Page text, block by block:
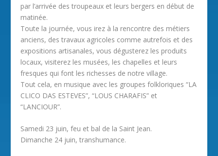
par l’arrivée des troupeaux et leurs bergers en début de
matinée.
Toute la journée, vous irez à la rencontre des métiers
anciens, des travaux agricoles comme autrefois et des
expositions artisanales, vous dégusterez les produits
locaux, visiterez les musées, les chapelles et leurs
fresques qui font les richesses de notre village.
Tout cela, en musique avec les groupes folkloriques “LA
CLICO DAS ESTEVES”, “LOUS CHARAFIS” et
“LANCIOUR”.
Samedi 23 juin, feu et bal de la Saint Jean.
Dimanche 24 juin, transhumance.